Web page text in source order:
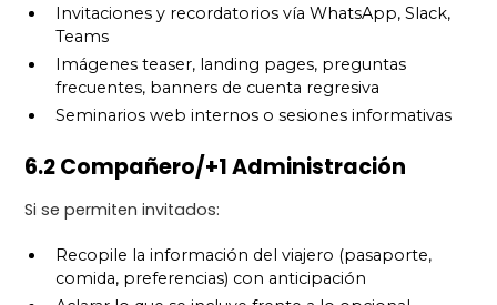
Invitaciones y recordatorios vía WhatsApp, Slack,
Teams
Imágenes teaser, landing pages, preguntas
frecuentes, banners de cuenta regresiva
Seminarios web internos o sesiones informativas
6.2 Compañero/+1 Administración
Si se permiten invitados:
Recopile la información del viajero (pasaporte,
comida, preferencias) con anticipación